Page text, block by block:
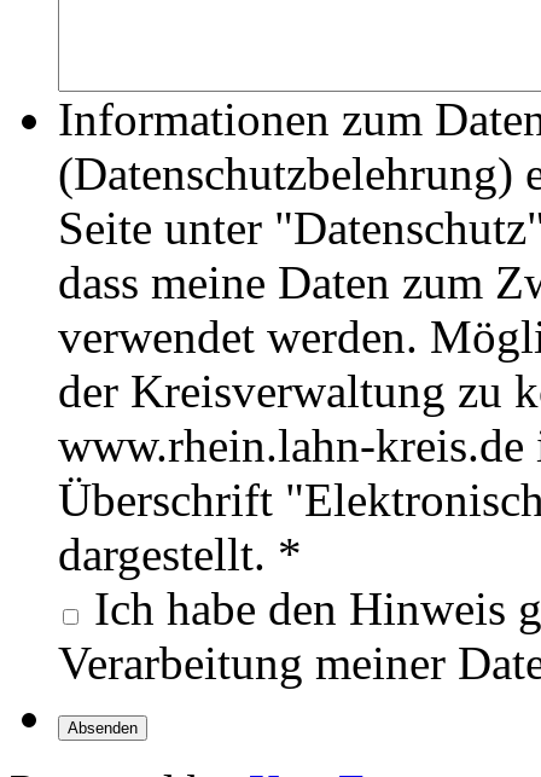
Informationen zum
(Datenschutzbelehrung)
Seite unter
dass meine Daten zum
verwendet werden.
der Kreisverwaltung zu
www.rhein.lahn-kreis.de
Überschrift
dargestellt. *
Ich habe den Hinweis
Verarbeitung meiner